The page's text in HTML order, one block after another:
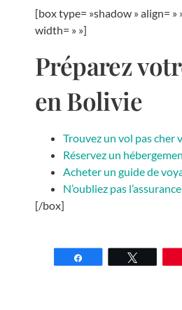
[box type= »shadow » align= »
width= » »]
Préparez
en Bolivie
Trouvez un vol pas cher
Réservez un
Acheter un guide de
N’oubliez pas
[/box]